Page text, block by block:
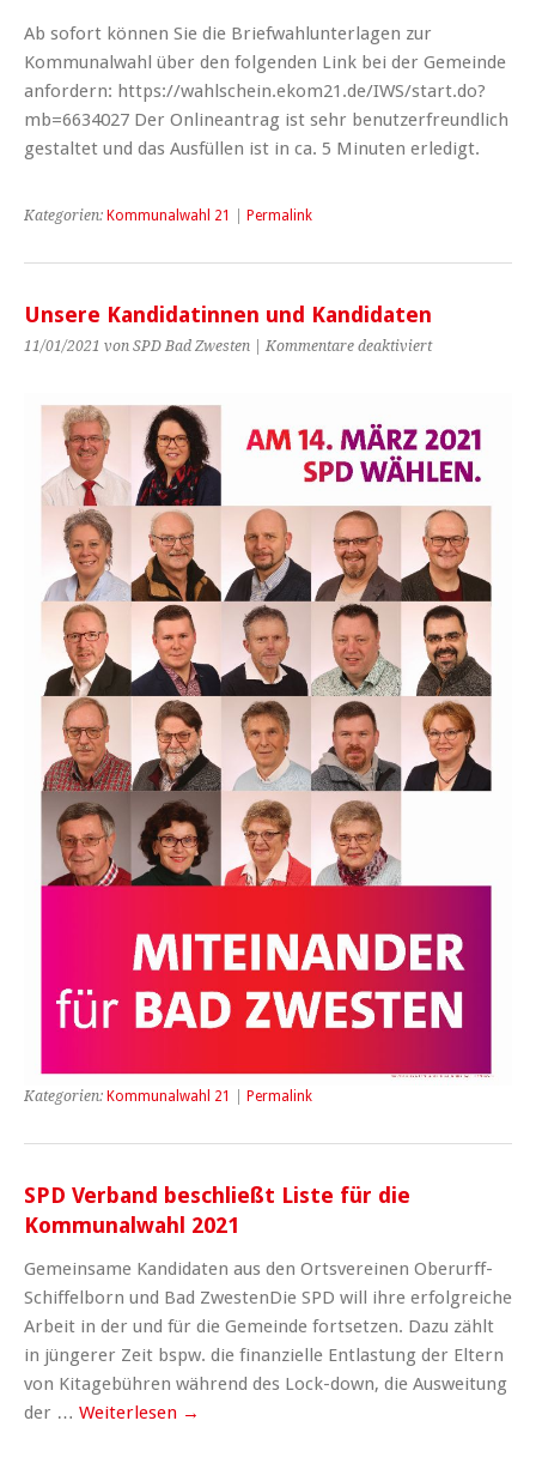
Ab sofort können Sie die Briefwahlunterlagen zur
Kommunalwahl über den folgenden Link bei der Gemeinde
anfordern: https://wahlschein.ekom21.de/IWS/start.do?
mb=6634027 Der Onlineantrag ist sehr benutzerfreundlich
gestaltet und das Ausfüllen ist in ca. 5 Minuten erledigt.
Kategorien: Kommunalwahl 21 Permalink
Unsere Kandidatinnen und Kandidaten
11/01/2021 von SPD Bad Zwesten | Kommentare deaktiviertfür
Kandidaten
Kategorien: Kommunalwahl 21 Permalink
SPD Verband beschließt Liste für die
Kommunalwahl 2021
Gemeinsame Kandidaten aus den Ortsvereinen Oberurff-
Schiffelborn und Bad ZwestenDie SPD will ihre erfolgreiche
Arbeit in der und für die Gemeinde fortsetzen. Dazu zählt
in jüngerer Zeit bspw. die finanzielle Entlastung der Eltern
von Kitagebühren während des Lock-down, die Ausweitung
der … Weiterlesen →